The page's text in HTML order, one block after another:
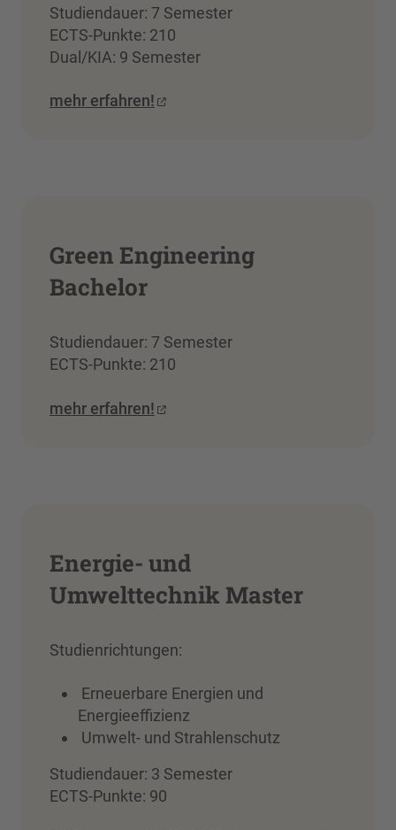
Studiendauer: 7 Semester
ECTS-Punkte: 210
Dual/KIA: 9 Semester
mehr erfahren!
Green Engineering
Bachelor
Studiendauer: 7 Semester
ECTS-Punkte: 210
mehr erfahren!
Energie- und
Umwelttechnik Master
Studienrichtungen:
Erneuerbare Energien und
Energieeffizienz
Umwelt- und Strahlenschutz
Studiendauer: 3 Semester
ECTS-Punkte: 90